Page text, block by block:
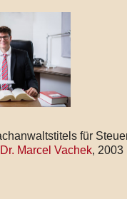
für
Marcel Vachek, 2003